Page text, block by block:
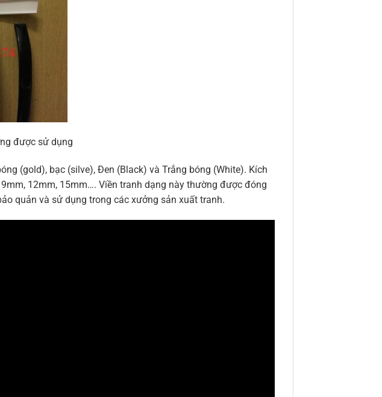
được sử dụng
(gold), bạc (silve), Đen (Black) và Trắng bóng (White). Kích
12mm, 15mm…. Viền tranh dạng này thường được đóng
quản và sử dụng trong các xưởng sản xuất tranh.